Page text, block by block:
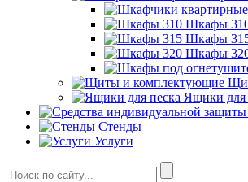
Шкафы
Шкафы
Шкафы
Ящики для
Стенды
Услуги